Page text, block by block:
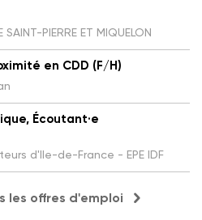
PIERRE ET MIQUELON
en CDD (F/H)
Écoutant·e
d'Ile-de-France - EPE IDF
les offres d'emploi